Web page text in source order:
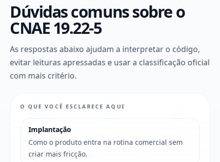
Dúvidas comuns sobre o
CNAE 19.22-5
As respostas abaixo ajudam a interpretar o código,
evitar leituras apressadas e usar a classificação oficial
com mais critério.
O QUE VOCÊ ESCLARECE AQUI
Implantação
Como o produto entra na rotina comercial sem
criar mais fricção.